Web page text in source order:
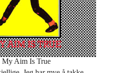
My Aim Is True